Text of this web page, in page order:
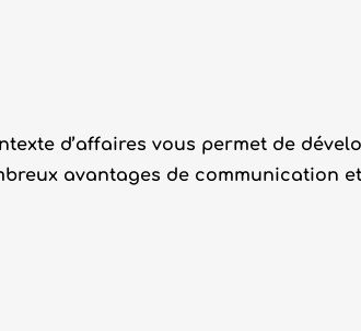
d’affaires vous permet de
avantages de communication